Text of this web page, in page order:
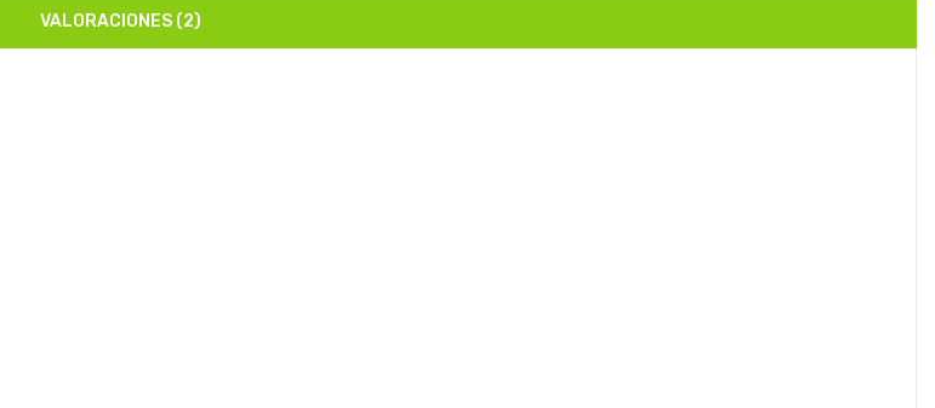
VALORACIONES (2)